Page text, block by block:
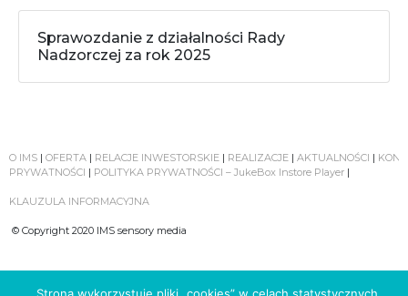
Sprawozdanie z działalności Rady
Nadzorczej za rok 2025
O IMS | OFERTA | RELACJE INWESTORSKIE | REALIZACJE | AKTUALNOŚCI |
PRYWATNOŚCI | POLITYKA PRYWATNOŚCI – JukeBox Instore Player |
KLAUZULA INFORMACYJNA
© Copyright 2020 IMS sensory media